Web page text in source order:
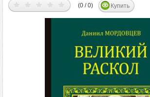
(0 / 0) Купить